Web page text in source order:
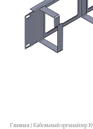
Главная /Кабельный органайзер 19